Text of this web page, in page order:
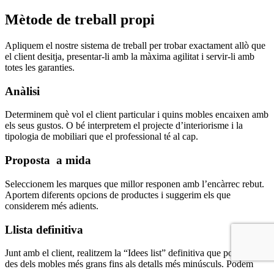
Mètode de treball propi
Apliquem el nostre sistema de treball per trobar exactament allò que
el client desitja, presentar-li amb la màxima agilitat i servir-li amb
totes les garanties.
Anàlisi
Determinem què vol el client particular i quins mobles encaixen amb
els seus gustos. O bé interpretem el projecte d’interiorisme i la
tipologia de mobiliari que el professional té al cap.
Proposta a mida
Seleccionem les marques que millor responen amb l’encàrrec rebut.
Aportem diferents opcions de productes i suggerim els que
considerem més adients.
Llista definitiva
Junt amb el client, realitzem la “Idees list” definitiva que pot contenir
des dels mobles més grans fins als detalls més minúsculs. Podem